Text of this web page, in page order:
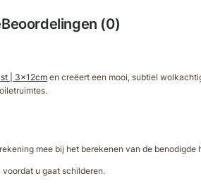
Beoordelingen (0)
| 3x12cmen creëert een mooi, subtiel
mee bij het berekenen van de benodigde
u gaat schilderen.